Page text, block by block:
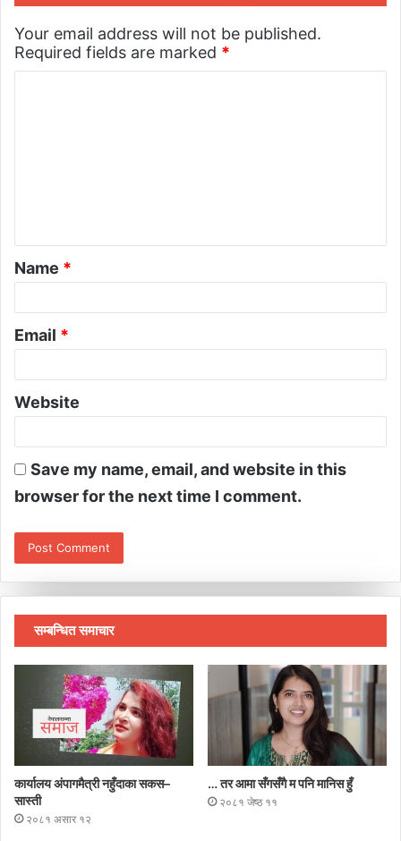
Your email address will not be published.
Required fields are marked *
Name *
Email *
Website
Save my name, email, and website in this
browser for the next time I comment.
सम्बन्धित समाचार
कार्यालय अंपागमैत्री नहुँदाका सकस–
सास्ती
२०८१ असार १२
… तर आमा सँगसँगै म पनि मानिस हुँ
२०८१ जेष्ठ ११